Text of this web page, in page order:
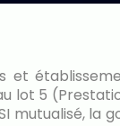
et
lot 5
mutualisé, la